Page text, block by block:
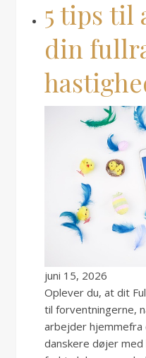
5 tips til
din
juni 15, 2026
Oplever du, at dit
til forventningerne,
arbejder hjemmefra
danskere døjer